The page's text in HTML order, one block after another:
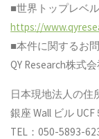
■世界トップレベ
https://
■本件に関するお
QY Research株式
日本現地法人の住
銀座 Wall ビル UCF
TEL：050-5893-